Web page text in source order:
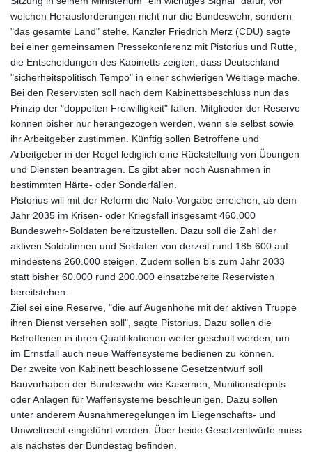
welchen Herausforderungen nicht nur die Bundeswehr, sondern
"das gesamte Land" stehe. Kanzler Friedrich Merz (CDU) sagte
bei einer gemeinsamen Pressekonferenz mit Pistorius und Rutte,
die Entscheidungen des Kabinetts zeigten, dass Deutschland
"sicherheitspolitisch Tempo" in einer schwierigen Weltlage mache.
Bei den Reservisten soll nach dem Kabinettsbeschluss nun das
Prinzip der "doppelten Freiwilligkeit" fallen: Mitglieder der Reserve
können bisher nur herangezogen werden, wenn sie selbst sowie
ihr Arbeitgeber zustimmen. Künftig sollen Betroffene und
Arbeitgeber in der Regel lediglich eine Rückstellung von Übungen
und Diensten beantragen. Es gibt aber noch Ausnahmen in
bestimmten Härte- oder Sonderfällen.
Pistorius will mit der Reform die Nato-Vorgabe erreichen, ab dem
Jahr 2035 im Krisen- oder Kriegsfall insgesamt 460.000
Bundeswehr-Soldaten bereitzustellen. Dazu soll die Zahl der
aktiven Soldatinnen und Soldaten von derzeit rund 185.600 auf
mindestens 260.000 steigen. Zudem sollen bis zum Jahr 2033
statt bisher 60.000 rund 200.000 einsatzbereite Reservisten
bereitstehen.
Ziel sei eine Reserve, "die auf Augenhöhe mit der aktiven Truppe
ihren Dienst versehen soll", sagte Pistorius. Dazu sollen die
Betroffenen in ihren Qualifikationen weiter geschult werden, um
im Ernstfall auch neue Waffensysteme bedienen zu können.
Der zweite von Kabinett beschlossene Gesetzentwurf soll
Bauvorhaben der Bundeswehr wie Kasernen, Munitionsdepots
oder Anlagen für Waffensysteme beschleunigen. Dazu sollen
unter anderem Ausnahmeregelungen im Liegenschafts- und
Umweltrecht eingeführt werden. Über beide Gesetzentwürfe muss
als nächstes der Bundestag befinden.